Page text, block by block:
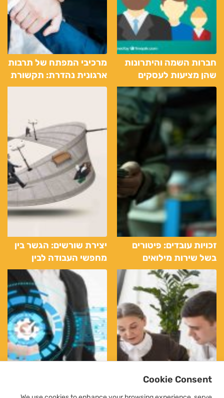
חברות השמה והיתרונות
שהן מציעות לעסקים
מרכיבי המפתח של תרבות
ארגונית נהדרת: תקשורת
פתוחה, כבוד הדדי, מטרות
זכויות עובדים: פיטורים
בשל שירות מילואים
יצירת שורשים: הגשר בין
מחפשי העבודה לבין
חברת כוח אדם האידיאלית
Cookie Consent